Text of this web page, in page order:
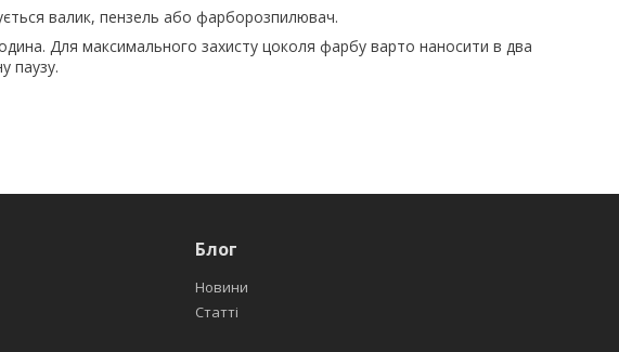
валик, пензель або фарборозпилювач.
Для максимального захисту цоколя фарбу варто наносити в два
паузу.
Блог
Новини
Статті